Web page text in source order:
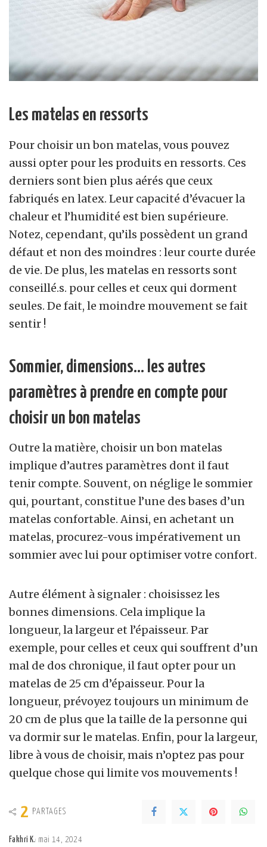
Les matelas en ressorts
Pour choisir un bon matelas, vous pouvez
aussi opter pour les produits en ressorts. Ces
derniers sont bien plus aérés que ceux
fabriqués en latex. Leur capacité d’évacuer la
chaleur et l’humidité est bien supérieure.
Notez, cependant, qu’ils possèdent un grand
défaut et non des moindres : leur courte durée
de vie. De plus, les matelas en ressorts sont
conseillé.s. pour celles et ceux qui dorment
seules. De fait, le moindre mouvement se fait
sentir !
Sommier, dimensions… les autres
paramètres à prendre en compte pour
choisir un bon matelas
Outre la matière, choisir un bon matelas
implique d’autres paramètres dont il faut
tenir compte. Souvent, on néglige le sommier
qui, pourtant, constitue l’une des bases d’un
matelas confortable. Ainsi, en achetant un
matelas, procurez-vous impérativement un
sommier avec lui pour optimiser votre confort.
Autre élément à signaler : choisissez les
bonnes dimensions. Cela implique la
longueur, la largeur et l’épaisseur. Par
exemple, pour celles et ceux qui souffrent d’un
mal de dos chronique, il faut opter pour un
matelas de 25 cm d’épaisseur. Pour la
longueur, prévoyez toujours un minimum de
20 cm de plus que la taille de la personne qui
va dormir sur le matelas. Enfin, pour la largeur,
libre à vous de choisir, mais n’optez pas pour
quelque chose qui limite vos mouvements !
2 PARTAGES
Fakhri K. mai 14, 2024